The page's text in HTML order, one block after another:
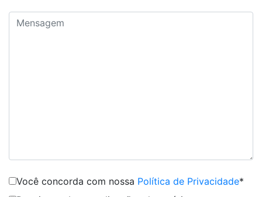
Você concorda com nossa Política de Privacidade*